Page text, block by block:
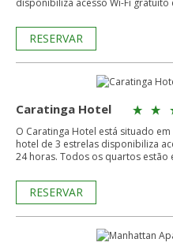
disponibiliza acesso Wi-Fi
RESERVAR
Caratinga Hotel
O Caratinga Hotel está situado
hotel de 3 estrelas disponibiliza
24 horas. Todos os quartos
RESERVAR